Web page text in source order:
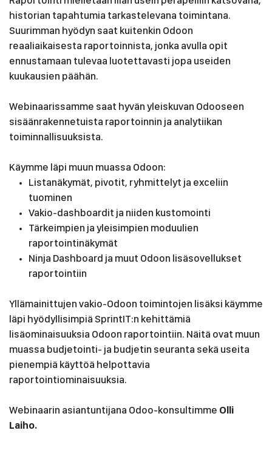
historian tapahtumia tarkastelevana toimintana.
Suurimman hyödyn saat kuitenkin Odoon
reaaliaikaisesta raportoinnista, jonka avulla opit
ennustamaan tulevaa luotettavasti jopa useiden
kuukausien päähän.
Webinaarissamme saat hyvän yleiskuvan Odooseen
sisäänrakennetuista raportoinnin ja analytiikan
toiminnallisuuksista.
Käymme läpi muun muassa Odoon:
Listanäkymät, pivotit, ryhmittelyt ja exceliin
tuominen
Vakio-dashboardit ja niiden kustomointi
Tärkeimpien ja yleisimpien moduulien
raportointinäkymät
Ninja Dashboard ja muut Odoon lisäsovellukset
raportointiin
Yllämainittujen vakio-Odoon toimintojen lisäksi käymme
läpi hyödyllisimpiä SprintIT:n kehittämiä
lisäominaisuuksia Odoon raportointiin. Näitä ovat muun
muassa budjetointi- ja budjetin seuranta sekä useita
pienempiä käyttöä helpottavia
raportointiominaisuuksia.
Webinaarin asiantuntijana Odoo-konsultimme Olli
Laiho.